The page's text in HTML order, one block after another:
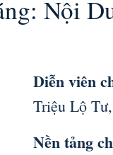
Nội
Diễn viên
Triệu Lộ
Nền tảng